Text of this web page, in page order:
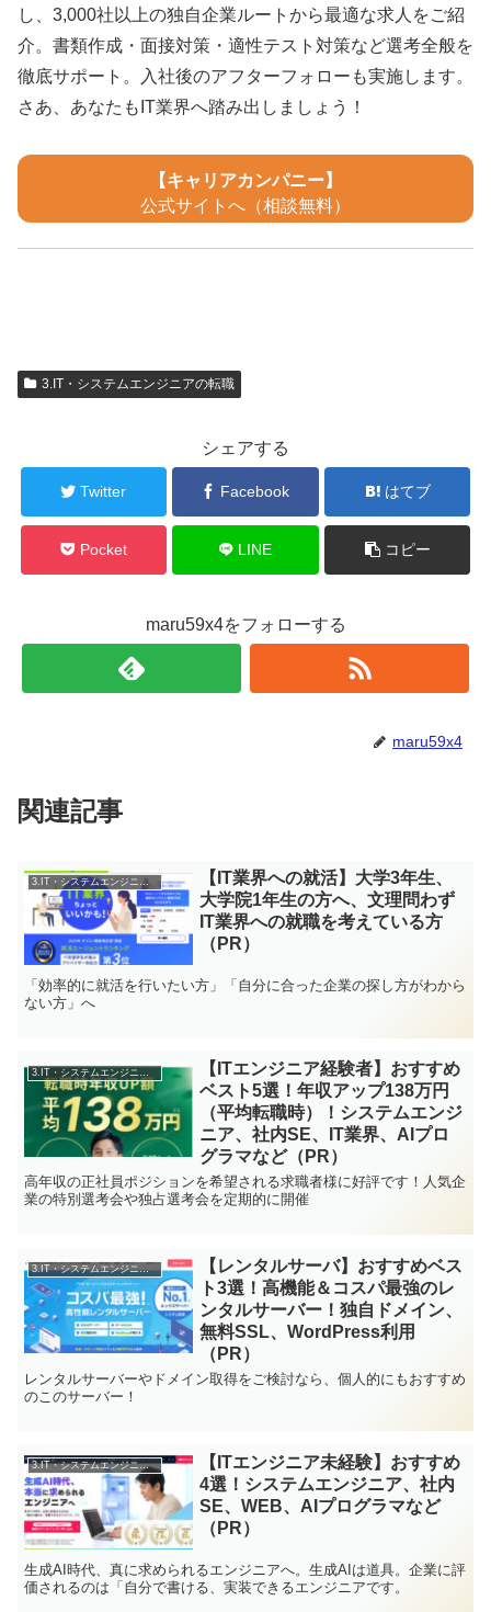
し、3,000社以上の独自企業ルートから最適な求人をご紹
介。書類作成・面接対策・適性テスト対策など選考全般を
徹底サポート。入社後のアフターフォローも実施します。
さあ、あなたもIT業界へ踏み出しましょう！
【キャリアカンパニー】
公式サイトへ（相談無料）
3.IT・システムエンジニアの転職
シェアする
Twitter Facebook はてブ
Pocket LINE コピー
maru59x4をフォローする
maru59x4
関連記事
3.IT・システムエンジニアの転職
【IT業界への就活】大学3年生、
大学院1年生の方へ、文理問わず
IT業界への就職を考えている方
（PR）
「効率的に就活を行いたい方」「自分に合った企業の探し方がわから
ない方」へ
【ITエンジニア経験者】おすすめ
ベスト5選！年収アップ138万円
（平均転職時）！システムエンジ
ニア、社内SE、IT業界、AIプロ
グラマなど（PR）
高年収の正社員ポジションを希望される求職者様に好評です！人気企
業の特別選考会や独占選考会を定期的に開催
3.IT・システムエンジニアの転職
【レンタルサーバ】おすすめベス
ト3選！高機能＆コスパ最強のレ
ンタルサーバー！独自ドメイン、
無料SSL、WordPress利用
（PR）
レンタルサーバーやドメイン取得をご検討なら、個人的にもおすすめ
のこのサーバー！
3.IT・システムエンジニアの転職
【ITエンジニア未経験】おすすめ
4選！システムエンジニア、社内
SE、WEB、AIプログラマなど
（PR）
生成AI時代、真に求められるエンジニアへ。生成AIは道具。企業に評
価されるのは「自分で書ける、実装できるエンジニアです。